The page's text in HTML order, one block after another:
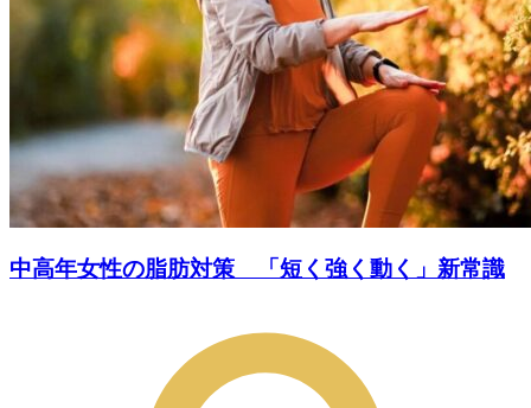
中高年女性の脂肪対策 「短く強く動く」新常識